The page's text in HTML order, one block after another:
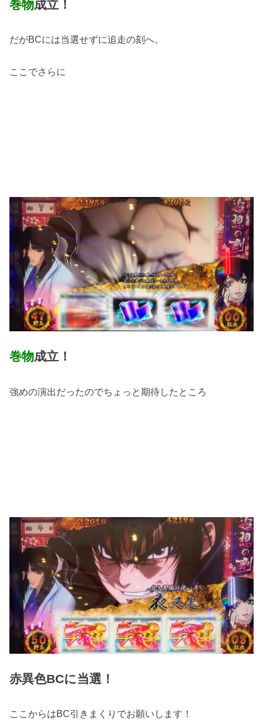
巻物成立！
だがBCには当選せずに追走の刻へ。
ここでさらに
巻物成立！
強めの演出だったのでちょっと期待したところ
赤異色BCに当選！
ここからはBC引きまくりでお願いします！